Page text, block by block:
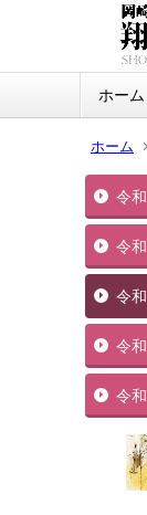
ホーム
ホーム
令
令
令
令
令